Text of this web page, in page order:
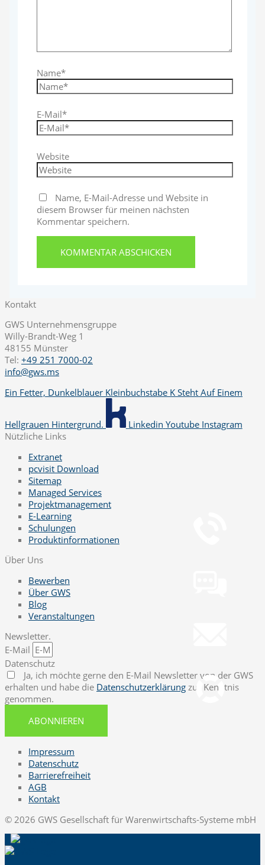
Name*
E-Mail*
Website
Name, E-Mail-Adresse und Website in
diesem Browser für meinen nächsten
Kommentar speichern.
Kontakt
GWS Unternehmensgruppe
Willy-Brandt-Weg 1
48155 Münster
Tel: +49 251 7000-02
info@gws.ms
Ein Fetter, Dunkelblauer Kleinbuchstabe K Steht Auf Einem
Hellgrauen Hintergrund. Linkedin Youtube Instagram
Nützliche Links
Extranet
pcvisit Download
Sitemap
Managed Services
Projektmanagement
E-Learning
Schulungen
Produktinformationen
Über Uns
Bewerben
Über GWS
Blog
Veranstaltungen
Newsletter.
E-Mail
Datenschutz
Ja, ich möchte gerne den E-Mail Newsletter von der GWS
erhalten und habe die Datenschutzerklärung zur Kenntnis
genommen.
ABONNIEREN
Impressum
Datenschutz
Barrierefreiheit
AGB
Kontakt
© 2026 GWS Gesellschaft für Warenwirtschafts-Systeme mbH